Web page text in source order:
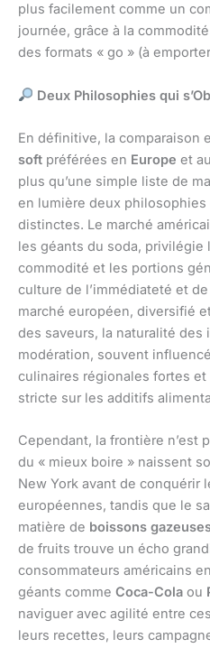
plus facilement comme un
journée, grâce à la
des formats « go » (à
Deux Philosophies qui
En définitive, la comparaison
soft préférées en Europe et
plus qu’une simple liste de
en lumière deux
distinctes. Le marché
les géants du soda, privilégie
commodité et les portions
culture de l’immédiateté et de
marché européen, diversifié
des saveurs, la naturalité
modération, souvent
culinaires régionales fortes
stricte sur les additifs
Cependant, la frontière n’est
du « mieux boire » naissent
New York avant de conquérir
européennes, tandis que le
matière de boissons
de fruits trouve un écho
consommateurs américains
géants comme Coca-Cola ou
naviguer avec agilité entre
leurs recettes, leurs